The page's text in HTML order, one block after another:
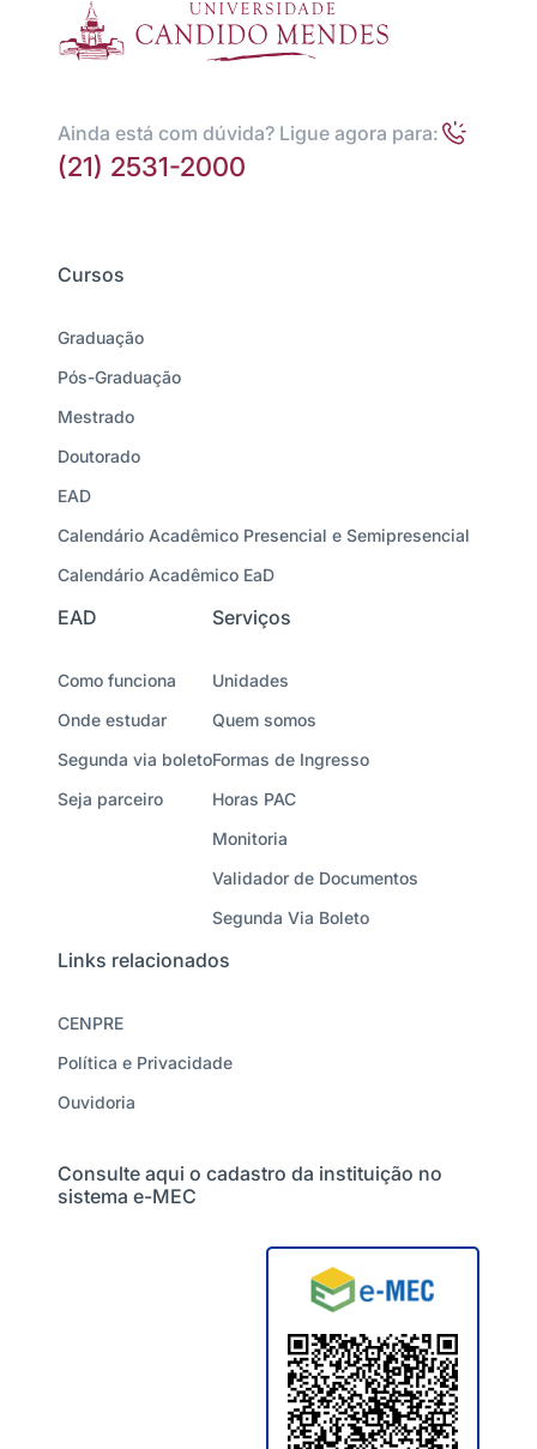
Ainda está com dúvida? Ligue agora para:
(21) 2531-2000
Cursos
Graduação
Pós-Graduação
Mestrado
Doutorado
EAD
Calendário Acadêmico Presencial e Semipresencial
Calendário Acadêmico EaD
EAD
Como funciona
Onde estudar
Segunda via boleto
Seja parceiro
Serviços
Unidades
Quem somos
Formas de Ingresso
Horas PAC
Monitoria
Validador de Documentos
Segunda Via Boleto
Links relacionados
CENPRE
Política e Privacidade
Ouvidoria
Consulte aqui o cadastro da instituição no
sistema e-MEC